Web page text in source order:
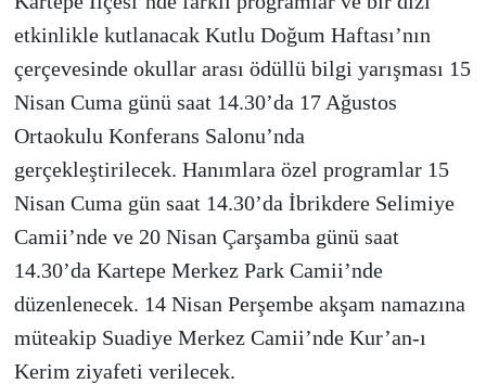
etkinlikle kutlanacak Kutlu Doğum Haftası’nın
çerçevesinde okullar arası ödüllü bilgi yarışması 15
Nisan Cuma günü saat 14.30’da 17 Ağustos
Ortaokulu Konferans Salonu’nda
gerçekleştirilecek. Hanımlara özel programlar 15
Nisan Cuma gün saat 14.30’da İbrikdere Selimiye
Camii’nde ve 20 Nisan Çarşamba günü saat
14.30’da Kartepe Merkez Park Camii’nde
düzenlenecek. 14 Nisan Perşembe akşam namazına
müteakip Suadiye Merkez Camii’nde Kur’an-ı
Kerim ziyafeti verilecek.